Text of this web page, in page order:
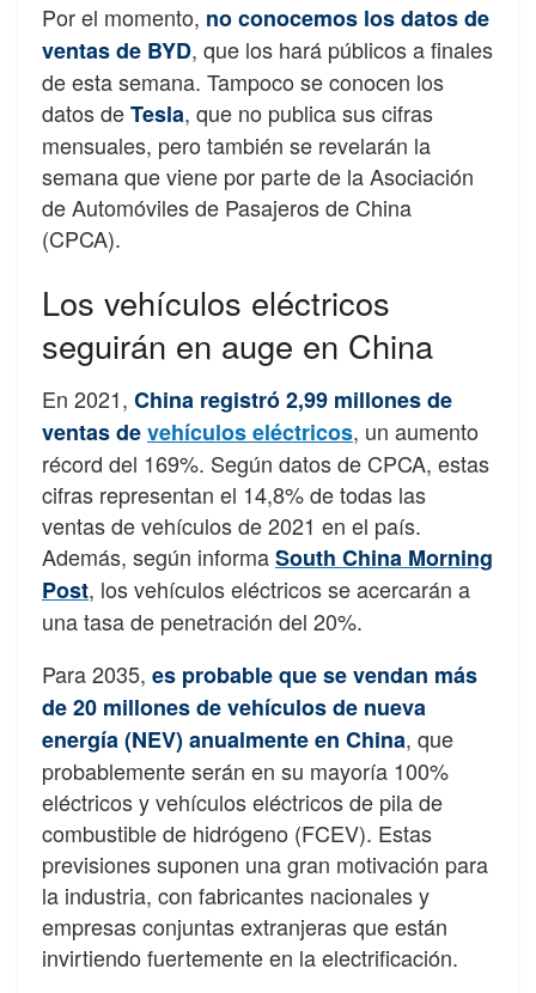
Por el momento, no conocemos los datos de
ventas de BYD, que los hará públicos a finales
de esta semana. Tampoco se conocen los
datos deTesla, que no publica sus cifras
mensuales, pero también se revelarán la
semana que viene por parte de la Asociación
de Automóviles de Pasajeros de China
(CPCA).
Los vehículos eléctricos
seguirán en auge en China
En 2021, China registró 2,99 millones de
ventas devehículos eléctricos, un aumento
récord del 169%. Según datos de CPCA, estas
cifras representan el 14,8% de todas las
ventas de vehículos de 2021 en el país.
Además, según informaSouth China Morning
Post, los vehículos eléctricos se acercarán a
una tasa de penetración del 20%.
Para 2035, es probable que se vendan más
de 20 millones de vehículos de nueva
energía (NEV) anualmente en China, que
probablemente serán en su mayoría 100%
eléctricos y vehículos eléctricos de pila de
combustible de hidrógeno (FCEV). Estas
previsiones suponen una gran motivación para
la industria, con fabricantes nacionales y
empresas conjuntas extranjeras que están
invirtiendo fuertemente en la electrificación.